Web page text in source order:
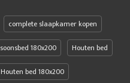
complete slaapkamer kopen
180x200
Houten bed
Houten bed 180x200